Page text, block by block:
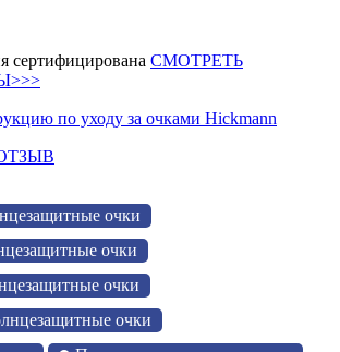
сертифицирована СМОТРЕТЬ
по уходу за очками Hickmann
очки
очки
очки
очки